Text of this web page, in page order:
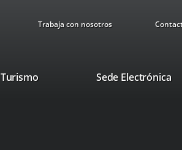
Trabaja con nosotros
TurismoThis
Sede Electrónica